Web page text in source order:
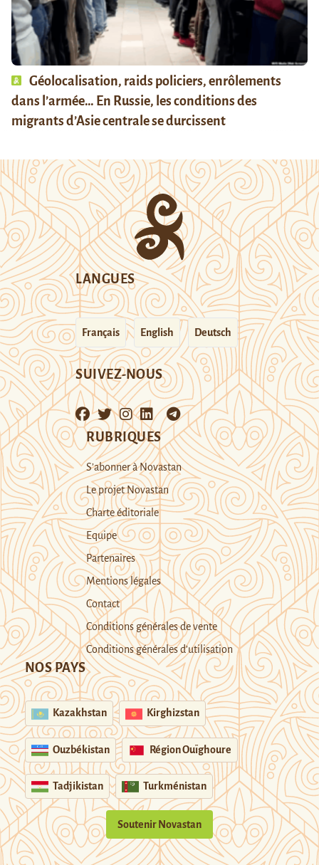
Géolocalisation, raids policiers, enrôlements
dans l’armée… En Russie, les conditions des
migrants d’Asie centrale se durcissent
LANGUES
Français English Deutsch
SUIVEZ-NOUS
RUBRIQUES
S’abonner à Novastan
Le projet Novastan
Charte éditoriale
Equipe
Partenaires
Mentions légales
Contact
Conditions générales de vente
Conditions générales d’utilisation
NOS PAYS
Kazakhstan Kirghizstan
Ouzbékistan Région Ouïghoure
Tadjikistan Turkménistan
Soutenir Novastan